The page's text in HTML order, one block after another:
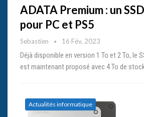
ADATA Premium : un
pour PC et PS5
Sebastien 16 Fév, 2023
Déjà disponible en version 1 To et 2 To, le
est maintenant proposé avec 4 To de
Actualités informatique